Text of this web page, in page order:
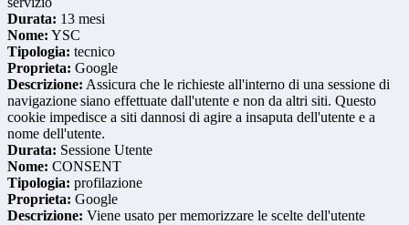
Durata: 13 mesi
Nome: YSC
Tipologia: tecnico
Proprieta: Google
Descrizione: Assicura che le richieste all'interno di una sessione di
navigazione siano effettuate dall'utente e non da altri siti. Questo
cookie impedisce a siti dannosi di agire a insaputa dell'utente e a
nome dell'utente.
Durata: Sessione Utente
Nome: CONSENT
Tipologia: profilazione
Proprieta: Google
Descrizione: Viene usato per memorizzare le scelte dell'utente